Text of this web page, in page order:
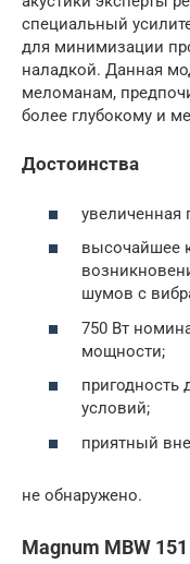
специальный
для минимизации
наладкой. Данная
меломанам,
более глубокому и
Достоинства
увеличенная
высочайшее
шумов с
750 Вт
мощности;
пригодность
условий;
приятный
не обнаружено.
Magnum MBW